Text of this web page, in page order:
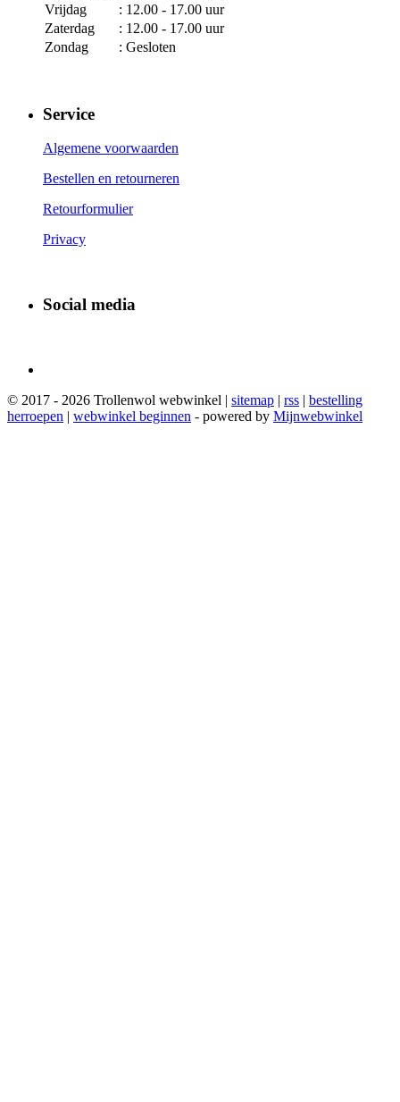
Vrijdag
: 12.00 - 17.00 uur
Zaterdag
: 12.00 - 17.00 uur
Zondag
: Gesloten
Service
Algemene voorwaarden
Bestellen en retourneren
Retourformulier
Privacy
Social media
© 2017 - 2026 Trollenwol webwinkel | sitemap | rss | bestelling
herroepen | webwinkel beginnen - powered by Mijnwebwinkel